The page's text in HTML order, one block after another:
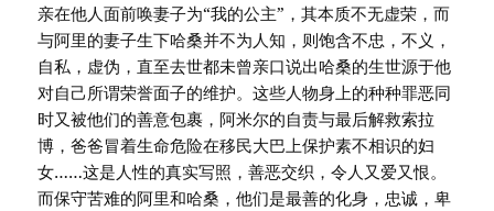
亲在他人面前唤妻子为“我的公主”，其本质不无虚荣，而
与阿里的妻子生下哈桑并不为人知，则饱含不忠，不义，
自私，虚伪，直至去世都未曾亲口说出哈桑的生世源于他
对自己所谓荣誉面子的维护。这些人物身上的种种罪恶同
时又被他们的善意包裹，阿米尔的自责与最后解救索拉
博，爸爸冒着生命危险在移民大巴上保护素不相识的妇
女……这是人性的真实写照，善恶交织，令人又爱又恨。
而保守苦难的阿里和哈桑，他们是最善的化身，忠诚，卑